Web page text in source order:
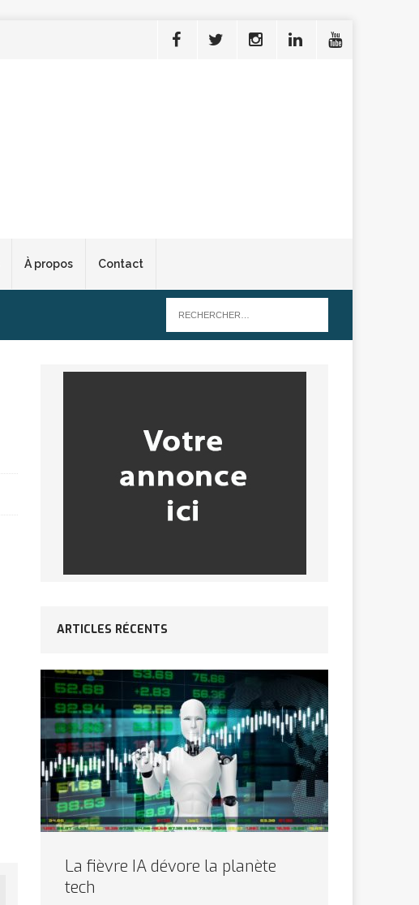
À propos Contact
ARTICLES RÉCENTS
La fièvre IA dévore la planète
tech